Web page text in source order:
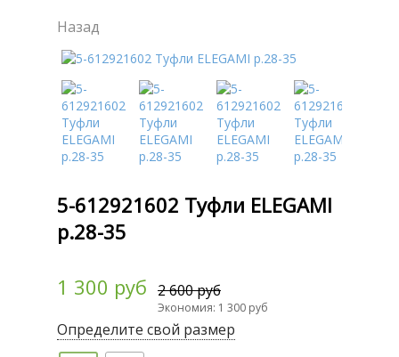
Назад
5-612921602 Туфли ELEGAMI
р.28-35
1 300 руб 2 600 руб
Экономия: 1 300 руб
Определите свой размер